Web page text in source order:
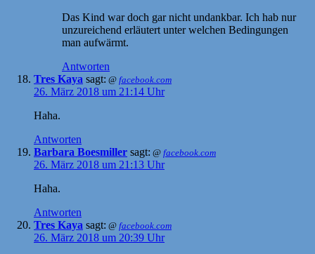
Das Kind war doch gar nicht undankbar. Ich hab nur
unzureichend erläutert unter welchen Bedingungen
man aufwärmt.
Antworten
Tres Kaya sagt: @ facebook.com
26. März 2018 um 21:14 Uhr
Haha.
Antworten
Barbara Boesmiller sagt: @ facebook.com
26. März 2018 um 21:13 Uhr
Haha.
Antworten
Tres Kaya sagt: @ facebook.com
26. März 2018 um 20:39 Uhr